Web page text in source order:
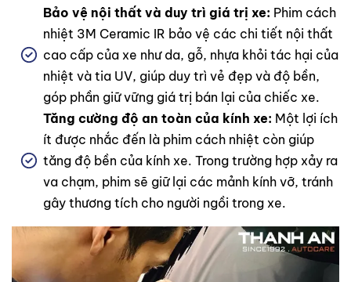
Bảo vệ nội thất và duy trì giá trị xe: Phim cách
nhiệt 3M Ceramic IR bảo vệ các chi tiết nội thất
cao cấp của xe như da, gỗ, nhựa khỏi tác hại của
nhiệt và tia UV, giúp duy trì vẻ đẹp và độ bền,
góp phần giữ vững giá trị bán lại của chiếc xe.
Tăng cường độ an toàn của kính xe: Một lợi ích
ít được nhắc đến là phim cách nhiệt còn giúp
tăng độ bền của kính xe. Trong trường hợp xảy ra
va chạm, phim sẽ giữ lại các mảnh kính vỡ, tránh
gây thương tích cho người ngồi trong xe.